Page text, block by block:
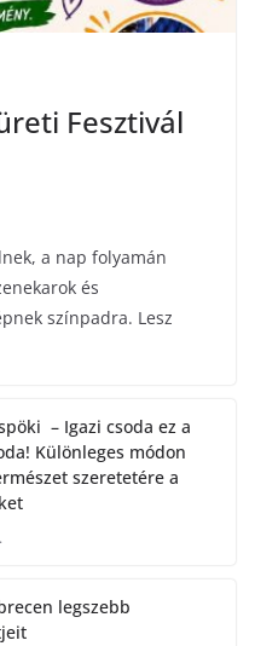
Fesztivál
a nap folyamán
és
színpadra. Lesz
– Igazi csoda ez a
Különleges módon
szeretetére a
legszebb